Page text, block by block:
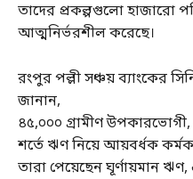
তাদের প্রকল্পগুলো হাজারো
আত্মনির্ভরশীল করেছে।
রংপুর পল্লী সঞ্চয় ব্যাংকের
জানান,
৪৫,০০০ গ্রামীণ
শর্তে ঋণ নিয়ে আয়বর্ধক
তারা পেয়েছেন ঘূর্ণায়মান